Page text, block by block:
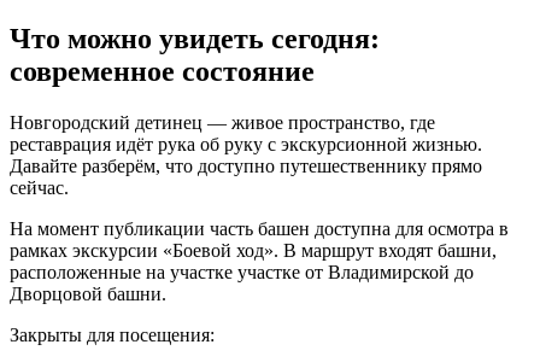
Что можно увидеть сегодня:
современное состояние
Новгородский детинец — живое пространство, где
реставрация идёт рука об руку с экскурсионной жизнью.
Давайте разберём, что доступно путешественнику прямо
сейчас.
На момент публикации часть башен доступна для осмотра в
рамках экскурсии «Боевой ход». В маршрут входят башни,
расположенные на участке участке от Владимирской до
Дворцовой башни.
Закрыты для посещения: